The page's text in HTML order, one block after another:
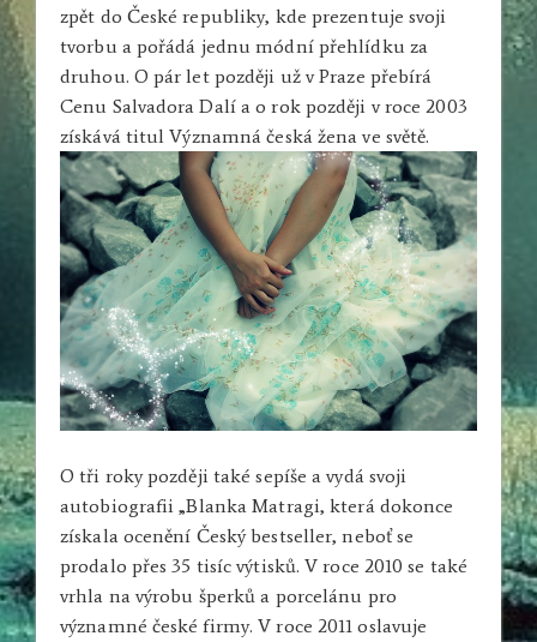
zpět do České republiky, kde prezentuje svoji
tvorbu a pořádá jednu módní přehlídku za
druhou. O pár let později už v Praze přebírá
Cenu Salvadora Dalí a o rok později v roce 2003
získává titul Významná česká žena ve světě.
O tři roky později také sepíše a vydá svoji
autobiografii „Blanka Matragi, která dokonce
získala ocenění Český bestseller, neboť se
prodalo přes 35 tisíc výtisků. V roce 2010 se také
vrhla na výrobu šperků a porcelánu pro
významné české firmy. V roce 2011 oslavuje